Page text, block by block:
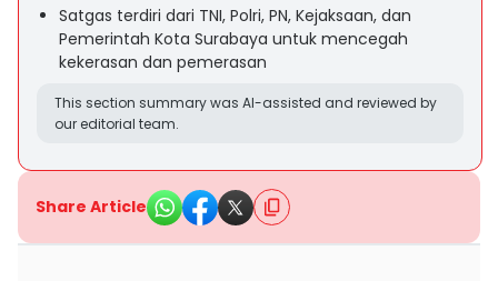
Satgas terdiri dari TNI, Polri, PN, Kejaksaan, dan
Pemerintah Kota Surabaya untuk mencegah
kekerasan dan pemerasan
This section summary was AI-assisted and reviewed by
our editorial team.
Share Article